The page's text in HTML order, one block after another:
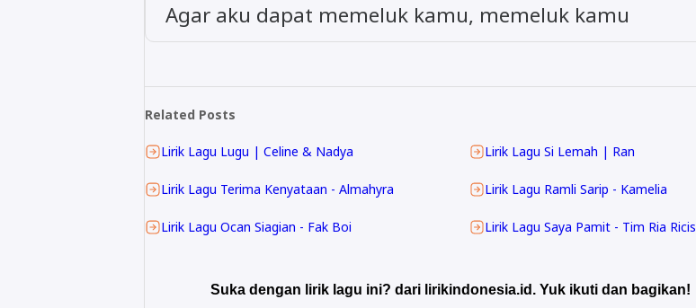
Agar aku dapat memeluk kamu, memeluk kamu
Related Posts
Lirik Lagu Lugu | Celine & Nadya Lirik Lagu Si Lemah | Ran
Lirik Lagu Terima Kenyataan - Almahyra Lirik Lagu Ramli Sarip - Kamelia
Lirik Lagu Ocan Siagian - Fak Boi Lirik Lagu Saya Pamit - Tim Ria Ricis
Suka dengan lirik lagu ini? dari lirikindonesia.id. Yuk ikuti dan bagikan!